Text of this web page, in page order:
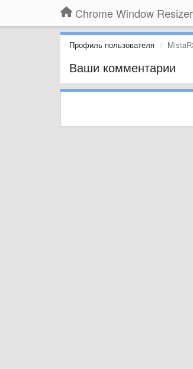
Chrome Window Resizer
Профиль пользователя
Ваши комментарии